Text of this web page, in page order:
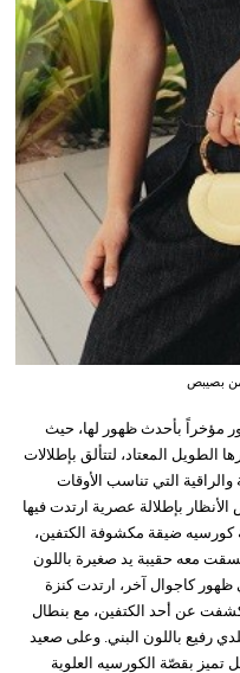
بصيبص
مؤخراً بأحدث ظهور لها، حيث
المعتاد، لتتألق بإطلالات
التي تناسب الأوقات
بإطلالة عصرية ارتدت فيها
ضيقة مكشوفة الكتفين،
معه حقيبة يد صغيرة باللون
كاجوال آخر، ارتدت كنزة
كشفت عن أحد الكتفين، مع بنطال
رفيع باللون البني. وعلى صعيد
تميز بقصّة الكورسيه العلوية